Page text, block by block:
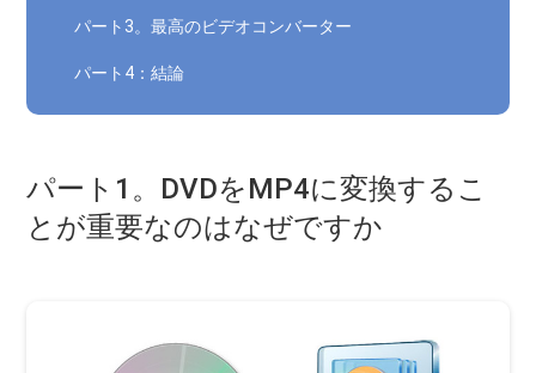
パート3。最高のビデオコンバーター
パート4：結論
パート1。DVDをMP4に変換するこ
とが重要なのはなぜですか